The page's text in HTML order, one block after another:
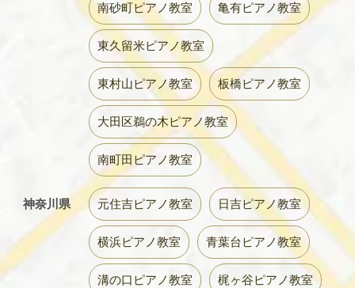
南砂町ピアノ教室 亀有ピアノ教室
東久留米ピアノ教室
東村山ピアノ教室 板橋ピアノ教室
大田区鵜の木ピアノ教室
南町田ピアノ教室
神奈川県 元住吉ピアノ教室 日吉ピアノ教室
横浜ピアノ教室 青葉台ピアノ教室
溝の口ピアノ教室 梶ヶ谷ピアノ教室